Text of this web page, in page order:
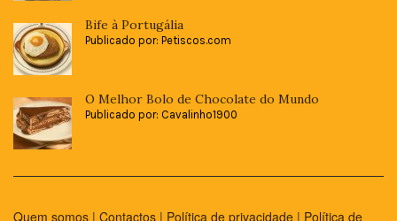
Bife à Portugália
Publicado por: Petiscos.com
O Melhor Bolo de Chocolate do Mundo
Publicado por: Cavalinho1900
Quem somos | Contactos | Política de privacidade | Política de